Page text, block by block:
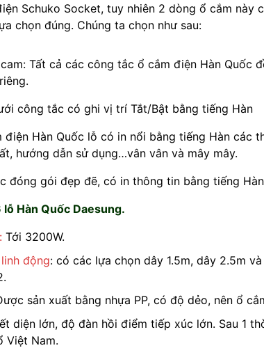
Schuko Socket, tuy nhiên 2 dòng ổ cắm này
chọn đúng. Chúng ta chọn như sau:
Tất cả các công tắc ổ cắm điện Hàn Quốc
công tắc có ghi vị trí Tắt/Bật bằng tiếng Hàn
điện Hàn Quốc lỗ có in nổi bằng tiếng Hàn các
hướng dẫn sử dụng…vân vân và mây mây.
đóng gói đẹp đẽ, có in thông tin bằng tiếng
Hàn Quốc Daesung.
Tới 3200W.
động: có các lựa chọn dây 1.5m, dây 2.5m
sản xuất bằng nhựa PP, có độ dẻo, nên ổ
diện lớn, độ đàn hồi điểm tiếp xúc lớn. Sau 1
Việt Nam.